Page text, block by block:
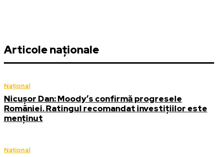
Articole naționale
Național
Nicușor Dan: Moody’s confirmă progresele
României. Ratingul recomandat investițiilor este
menținut
Național